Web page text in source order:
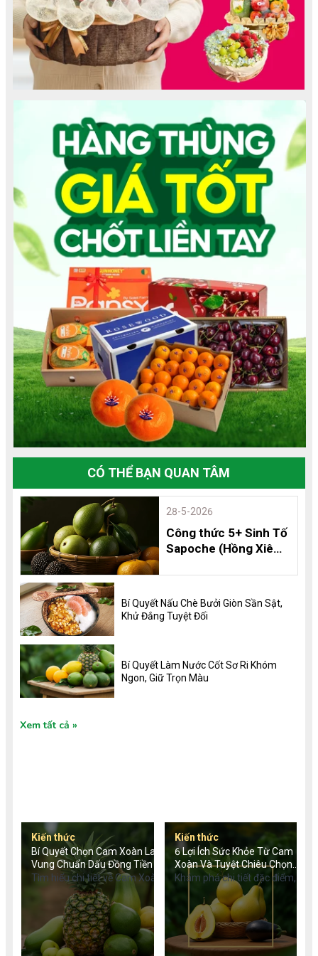
CÓ THỂ BẠN QUAN TÂM
28-5-2026
Công thức 5+ Sinh Tố
Sapoche (Hồng Xiêm)
Dưỡng và 8 Lợi Ích
Không Thể Bỏ Qua
Bí Quyết Nấu Chè Bưởi Giòn Sần Sật,
Khử Đắng Tuyệt Đối
Bí Quyết Làm Nước Cốt Sơ Ri Khóm
Ngon, Giữ Trọn Màu
Xem tất cả
Kiến thức
Bí Quyết Chọn Cam Xoàn Lai
Vung Chuẩn Dấu Đồng Tiền
Tìm hiểu chi tiết về Cam Xoàn
Lai Vung: Đặc điểm nhận
dạng dấu đồng tiền, giá trị
dinh dưỡng chống ung thư,
cách phân biệt hàng chuẩn
VietGAP và mẹo chọn mua từ
Kiến thức
6 Lợi Ích Sức Khỏe Từ Cam
Xoàn Và Tuyệt Chiêu Chọn
Quả
Khám phá chi tiết đặc điểm,
nguồn gốc, giá trị dinh dưỡng
và bí quyết chọn mua cam
xoàn chuẩn ngon. Trải
nghiệm cam xoàn VietGAP
an toàn, chất lượng từ Tu